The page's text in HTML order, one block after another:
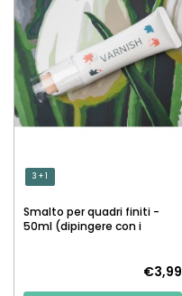
3 + 1
Smalto per quadri finiti -
50ml (dipingere con i
€3,99